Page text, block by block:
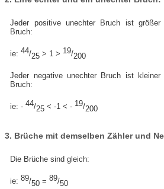
Jeder positive unechter Bruch ist
Bruch:
ie:44/25 > 1 > 19/200
Jeder negative unechter Bruch ist
Bruch:
ie: -44/25 < -1 < - 19/200
3. Brüche mit demselben Zähler und
Die Brüche sind gleich:
ie:89/50 =89/50